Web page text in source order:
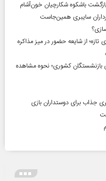
سایبری همین‌جاست
از شایعه حضور در میز مذاکره
میلیون تومانی بازنشستگان کشوری؛ نحوه مشاهده